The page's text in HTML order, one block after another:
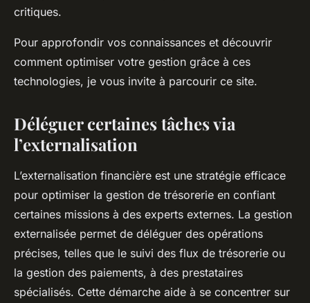
critiques.
Pour approfondir vos connaissances et découvrir
comment optimiser votre gestion grâce à ces
technologies, je vous invite à parcourir ce site.
Déléguer certaines tâches via
l’externalisation
L’externalisation financière est une stratégie efficace
pour optimiser la gestion de trésorerie en confiant
certaines missions à des experts externes. La gestion
externalisée permet de déléguer des opérations
précises, telles que le suivi des flux de trésorerie ou
la gestion des paiements, à des prestataires
spécialisés. Cette démarche aide à se concentrer sur